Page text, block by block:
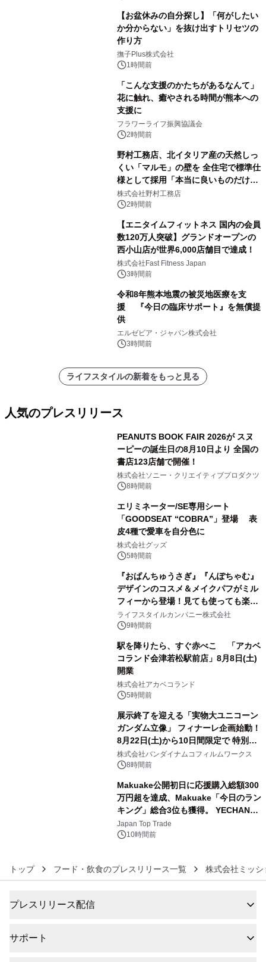
【お盆休みの自分探し】「何がしたい
か分からない」を抜け出すトリセツの
作り方
撫子Plus株式会社
1時間前
「こんな支援のかたちがあるなんて」
花に触れ、癒やされる時間が熊本への
支援に
フラワーライフ振興協議会
2時間前
野村工務店、北イタリア産の天然しっ
くい「マルモ」の壁を 全住宅で標準仕
様として採用「本当に良いものだけに
こだわる」
株式会社野村工務店
2時間前
【エニタイムフィットネス 国内の会員
数120万人突破】グランドオープンの
西小山店が世界6,000店舗目で達成！
株式会社Fast Fitness Japan
3時間前
令和8年熊本地震の被災地医療を支
援 『今日の臨床サポート』を無償提
供
エルゼビア・ジャパン株式会社
3時間前
ライフスタイルの新着をもっと見る
人気のプレスリリース
PEANUTS BOOK FAIR 2026が スヌ
ーピーの誕生日の8月10日より 全国の
書店123店舗で開催！
株式会社ソニー・クリエイティブプロダクツ
8時間前
エリミネーター/SE専用シート
「GOODSEAT “COBRA”」登場 表
皮4種で愛車を自分色に
株式会社グッズ
5時間前
『おぱんちゅうさぎ』『んぽちゃむ』
デザインのコスメ＆メイクパフがミル
フィーから登場！見ても使っても楽し
い、ポップでキュートなコレクショ
ン。
ライフスタイルカンパニー株式会社
9時間前
駅を降りたら、すぐ赤べこ 「アカベ
コランド会津若松駅前店」8月8日(土)
開業
株式会社アカベコランド
5時間前
展示終了を迎える「実物大ユニコーン
ガンダム立像」 フィナーレ企画始動！
8月22日(土)から10日間限定で 特別映
像『UNICORN GUNDAM Statue ―
BEYOND POSSIBILITY ―』を上映！
株式会社バンダイナムコフィルムワークス
8時間前
Makuake公開初日に応援購入総額300
万円超を達成、Makuake「今日のラン
キング」総合3位も獲得。 YECHAN音
浴シンギングボウル第2弾の大型サイ
ズ（XL・2XL・3XL）を先行販売中
Japan Top Trade
10時間前
トップ フード・飲食のプレスリリース一覧 株式会社ミッ
プレスリリース配信
サポート